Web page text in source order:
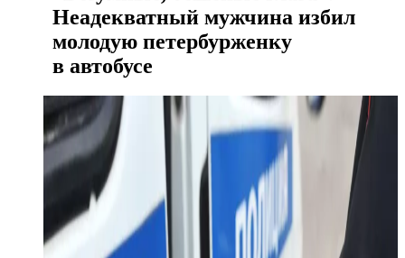
Неадекватный мужчина избил
молодую петербурженку
в автобусе